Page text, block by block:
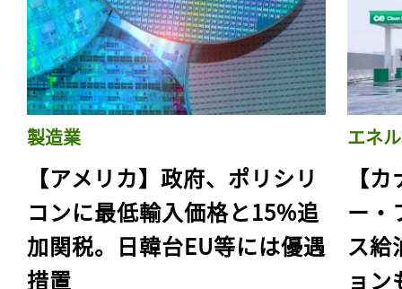
製造業
【アメリカ】政府、ポリシリ
コンに最低輸入価格と15%追
加関税。日韓台EU等には優遇
措置
エネ
【
ー・
ス給
ョン